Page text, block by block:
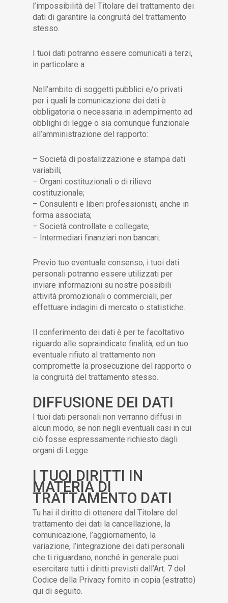
l’impossibilità del Titolare del trattamento dei
dati di garantire la congruità del trattamento
stesso.
I tuoi dati potranno essere comunicati a terzi,
in particolare a:
Nell’ambito di soggetti pubblici e/o privati
per i quali la comunicazione dei dati è
obbligatoria o necessaria in adempimento ad
obblighi di legge o sia comunque funzionale
all’amministrazione del rapporto:
– Società di postalizzazione e stampa dati
variabili;
– Organi costituzionali o di rilievo
costituzionale;
– Consulenti e liberi professionisti, anche in
forma associata;
– Società controllate e collegate;
– Intermediari finanziari non bancari.
Previo tuo eventuale consenso, i tuoi dati
personali potranno essere utilizzati per
inviare informazioni su nostre possibili
attività promozionali o commerciali, per
effettuare indagini di mercato o statistiche.
Il conferimento dei dati è per te facoltativo
riguardo alle sopraindicate finalità, ed un tuo
eventuale rifiuto al trattamento non
compromette la prosecuzione del rapporto o
la congruità del trattamento stesso.
DIFFUSIONE DEI DATI
I tuoi dati personali non verranno diffusi in
alcun modo, se non negli eventuali casi in cui
ciò fosse espressamente richiesto dagli
organi di Legge.
I TUOI DIRITTI IN
MATERIA DI
TRATTAMENTO DATI
Tu hai il diritto di ottenere dal Titolare del
trattamento dei dati la cancellazione, la
comunicazione, l’aggiornamento, la
variazione, l’integrazione dei dati personali
che ti riguardano, nonché in generale puoi
esercitare tutti i diritti previsti dall’Art. 7 del
Codice della Privacy fornito in copia (estratto)
qui di seguito.